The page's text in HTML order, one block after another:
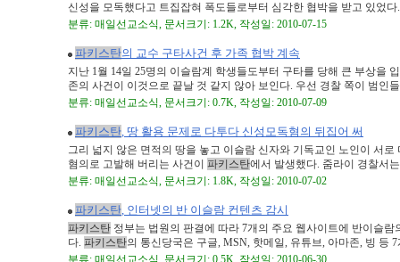
신성을 모독했다고 트집잡혀 폭도들로부터 심각한 협박을 받고 있었다
분류: 매일선교소식, 문서크기: 1.2K, 작성일: 2010-07-15
파키스탄의 교수 구타사건 후 가족 협박 계속
지난 1월 14일 25명의 이슬람계 학생들도부터 구타를 당해 큰 부상을
존의 사건이 이것으로 끝날 것 같지 않아 보인다. 우선 경찰 쪽이 범인
분류: 매일선교소식, 문서크기: 0.7K, 작성일: 2010-07-09
파키스탄, 땅 활용 문제로 다투다 신성모독혐의 뒤집어 써
그리 넓지 않은 면적의 땅을 놓고 이슬람 신자와 기독교인 노인이 서
혐의로 고발해 버리는 사건이 파키스탄에서 발생했다. 줌라이 경찰서
분류: 매일선교소식, 문서크기: 1.8K, 작성일: 2010-07-02
파키스탄, 인터넷의 반 이슬람 컨텐츠 감시
파키스탄 정부는 법원의 판결에 따라 7개의 주요 웹사이트에 반이슬
다. 파키스탄의 통신당국은 구글, MSN, 핫메일, 유튜브, 아마존, 빙 등 7
분류: 매일선교소식, 문서크기: 0.5K, 작성일: 2010-06-30